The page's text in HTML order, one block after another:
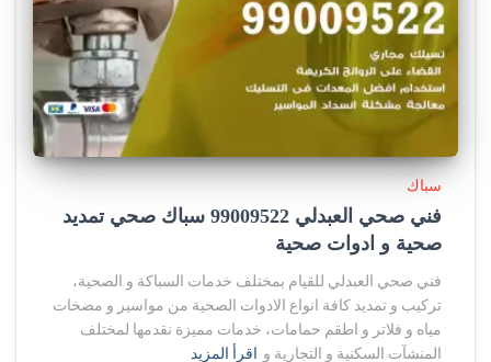
سباك
فني صحي العبدلي 99009522 سباك صحي تمديد
صحية و ادوات صحية
فني صحي العبدلي للقيام بمختلف خدمات السباكة و الصحية،
تركيب و تمديد كافة انواع الادوات الصحية من مواسير و مضخات
مياه و فلاتر و اطقم حمامات، خدمات مميزة نقدمها لمختلف
المنشآت السكنية و التجارية و اقرأ المزيد